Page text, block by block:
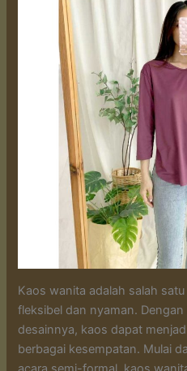
Kaos wanita adalah salah
fleksibel dan nyaman.
desainnya, kaos dapat
berbagai kesempatan. Mulai